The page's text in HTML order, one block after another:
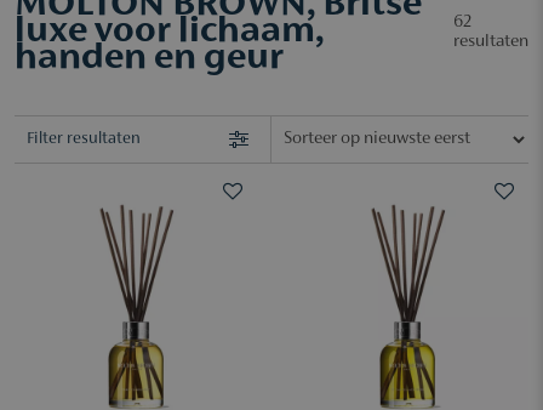
luxe voor lichaam,
handen en geur
62
resultaten
Filter resultaten